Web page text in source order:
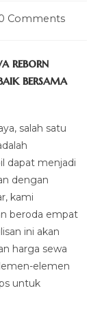
Comments
reborn
bersama
salah satu
dapat menjadi
dengan
kami
beroda empat
ini akan
harga sewa
elemen
untuk